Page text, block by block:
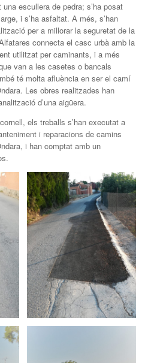
escullera de pedra; s’ha posat
i s’ha asfaltat. A més, s’han
per a millorar la seguretat de la
connecta el casc urbà amb la
utilitzat per caminants, i a més
van a les casetes o bancals
té molta afluència en ser el camí
Les obres realitzades han
d’una aigüera.
els treballs s’han executat a
i reparacions de camins
i han comptat amb un